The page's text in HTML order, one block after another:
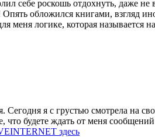
себе роскошь отдохнуть,
обложился книгами, взгляд
логике, которая называется
Сегодня я с грустью смотрела
будете ждать от меня
здесь